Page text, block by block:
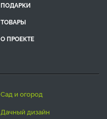
ПОДАРКИ
ТОВАРЫ
О ПРОЕКТЕ
сад и огород
дачный дизайн